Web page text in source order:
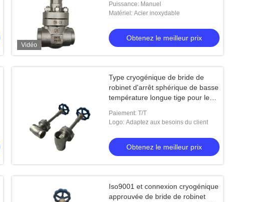
Vidéo
Puissance: Manuel
Matériel: Acier inoxydable
Obtenez le meilleur prix
Type cryogénique de bride de
robinet d'arrêt sphérique de basse
température longue tige pour le
Paiement: T/T
Logo: Adaptez aux besoins du client
Obtenez le meilleur prix
Iso9001 et connexion cryogénique
approuvée de bride de robinet